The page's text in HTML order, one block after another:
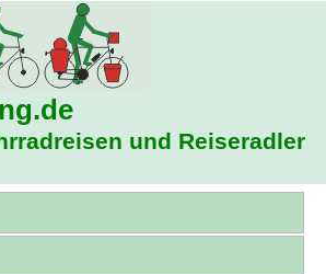
.de
und Reiseradler